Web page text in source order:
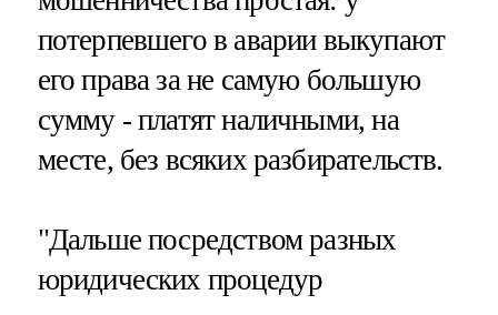
потерпевшего в аварии выкупают
его права за не самую большую
сумму - платят наличными, на
месте, без всяких разбирательств.
"Дальше посредством разных
юридических процедур